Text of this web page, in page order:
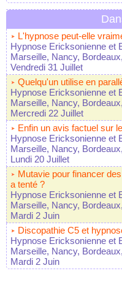
L'hypnose peut-elle
Hypnose Ericksonienne et
Marseille, Nancy,
Vendredi 31 Juillet
Quelqu'un utilise en
Hypnose Ericksonienne et
Marseille, Nancy,
Mercredi 22 Juillet
Enfin un avis factuel sur
Hypnose Ericksonienne et
Marseille, Nancy,
Lundi 20 Juillet
Mutavie pour financer
a tenté ?
Hypnose Ericksonienne et
Marseille, Nancy,
Mardi 2 Juin
Discopathie C5 et
Hypnose Ericksonienne et
Marseille, Nancy,
Mardi 2 Juin